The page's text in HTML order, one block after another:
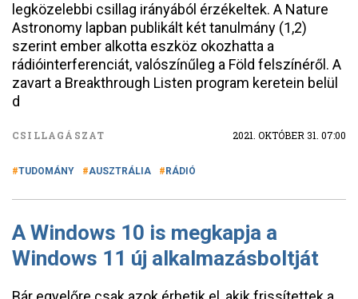
legközelebbi csillag irányából érzékeltek. A Nature
Astronomy lapban publikált két tanulmány (1,2)
szerint ember alkotta eszköz okozhatta a
rádióinterferenciát, valószínűleg a Föld felszínéről. A
zavart a Breakthrough Listen program keretein belül
d
CSILLAGÁSZAT 2021. OKTÓBER 31. 07:00
TUDOMÁNY AUSZTRÁLIA RÁDIÓ
A Windows 10 is megkapja a
Windows 11 új alkalmazásboltját